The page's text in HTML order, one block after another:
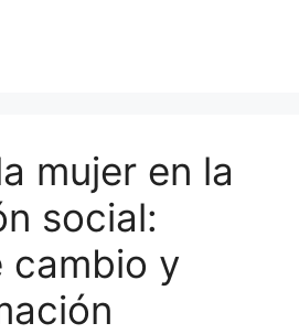
mujer en la
social:
cambio y